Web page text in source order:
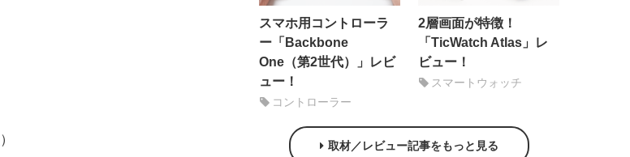
）
スマホ用コントローラ
ー「Backbone
One（第2世代）」レビ
ュー！
コントローラー
2層画面が特徴！
「TicWatch Atlas」レ
ビュー！
スマートウォッチ
取材／レビュー記事をもっと見る